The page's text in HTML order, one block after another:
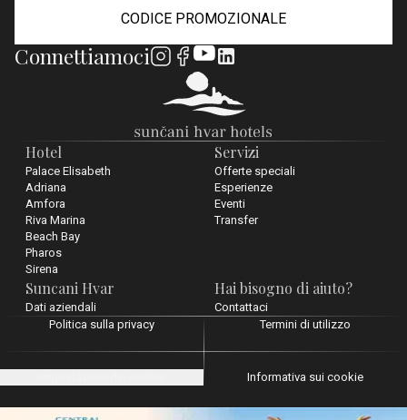
Hotel
Palace Elisabeth
Adriana
Amfora
Riva Marina
Beach Bay
Pharos
Sirena
Servizi
Offerte speciali
Esperienze
Eventi
Transfer
Suncani Hvar
Dati aziendali
Hai bisogno di aiuto?
Contattaci
CODICE PROMOZIONALE
Connettiamoci
Politica sulla privacy Termini di utilizzo
Informativa sui cookie